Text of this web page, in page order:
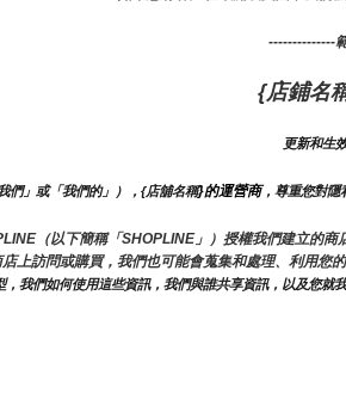
--------------
{店鋪名
更新和生
們」或「我們的」），{店舖名稱}的運營商，尊重您對隱
（以下簡稱「SHOPLINE」）授權我們建立的
上訪問或購買，我們也可能會蒐集和處理、利用您
我們如何使用這些資訊，我們與誰共享資訊，以及您就